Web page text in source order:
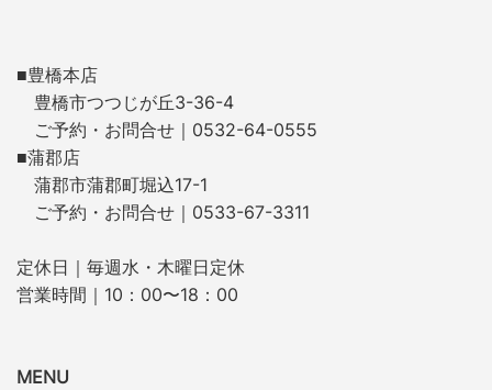
■豊橋本店
豊橋市つつじが丘3-36-4
ご予約・お問合せ｜0532-64-0555
■蒲郡店
蒲郡市蒲郡町堀込17-1
ご予約・お問合せ｜0533-67-3311
定休日｜毎週水・木曜日定休
営業時間｜10：00〜18：00
MENU